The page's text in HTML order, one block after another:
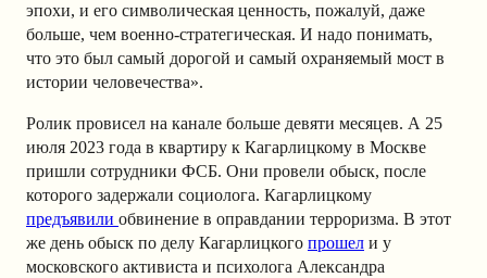
эпохи, и его символическая ценность, пожалуй, даже
больше, чем военно-стратегическая. И надо понимать,
что это был самый дорогой и самый охраняемый мост в
истории человечества».
Ролик провисел на канале больше девяти месяцев. А 25
июля 2023 года в квартиру к Кагарлицкому в Москве
пришли сотрудники ФСБ. Они провели обыск, после
которого задержали социолога. Кагарлицкому
предъявили обвинение в оправдании терроризма. В этот
же день обыск по делу Кагарлицкого прошел и у
московского активиста и психолога Александра